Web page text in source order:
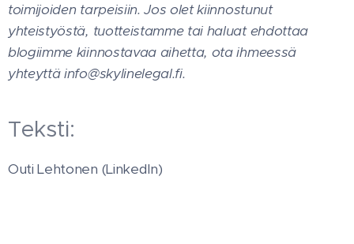
toimijoiden tarpeisiin. Jos olet kiinnostunut
yhteistyöstä, tuotteistamme tai haluat ehdottaa
blogiimme kiinnostavaa aihetta, ota ihmeessä
yhteyttä info@skylinelegal.fi.
Teksti:
Outi Lehtonen (LinkedIn)